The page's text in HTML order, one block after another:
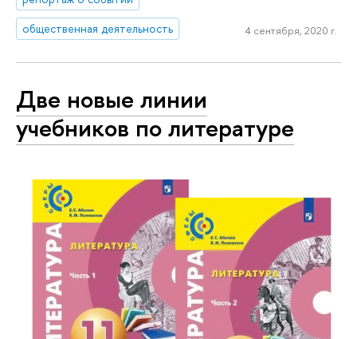
общественная деятельность
4 сентября, 2020 г.
Две новые линии
учебников по литературе